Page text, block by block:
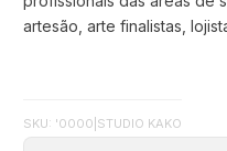
artesão, arte finalistas,
SKU: '0000 STUDIO KAKO